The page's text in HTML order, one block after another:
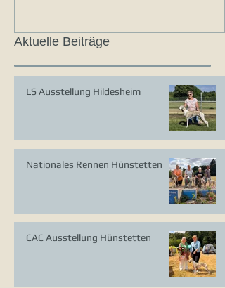
Aktuelle Beiträge
LS Ausstellung Hildesheim
Nationales Rennen Hünstetten
CAC Ausstellung Hünstetten